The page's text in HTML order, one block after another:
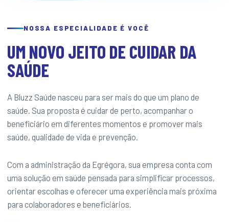
NOSSA ESPECIALIDADE É VOCÊ
UM NOVO JEITO DE CUIDAR DA
SAÚDE
A Bluzz Saúde nasceu para ser mais do que um plano de
saúde. Sua proposta é cuidar de perto, acompanhar o
beneficiário em diferentes momentos e promover mais
saúde, qualidade de vida e prevenção.
Com a administração da Egrégora, sua empresa conta com
uma solução em saúde pensada para simplificar processos,
orientar escolhas e oferecer uma experiência mais próxima
para colaboradores e beneficiários.